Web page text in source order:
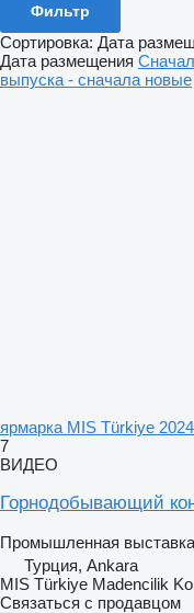
Фильтр
Сортировка: Дата
Дата размещения
выпуска - сначала новые
ярмарка MIS Türkiye 2024
7
ВИДЕО
Горнодобывающий
Промышленная выставка
Турция, Ankara
MIS Türkiye Madencilik
Связаться с продавцом